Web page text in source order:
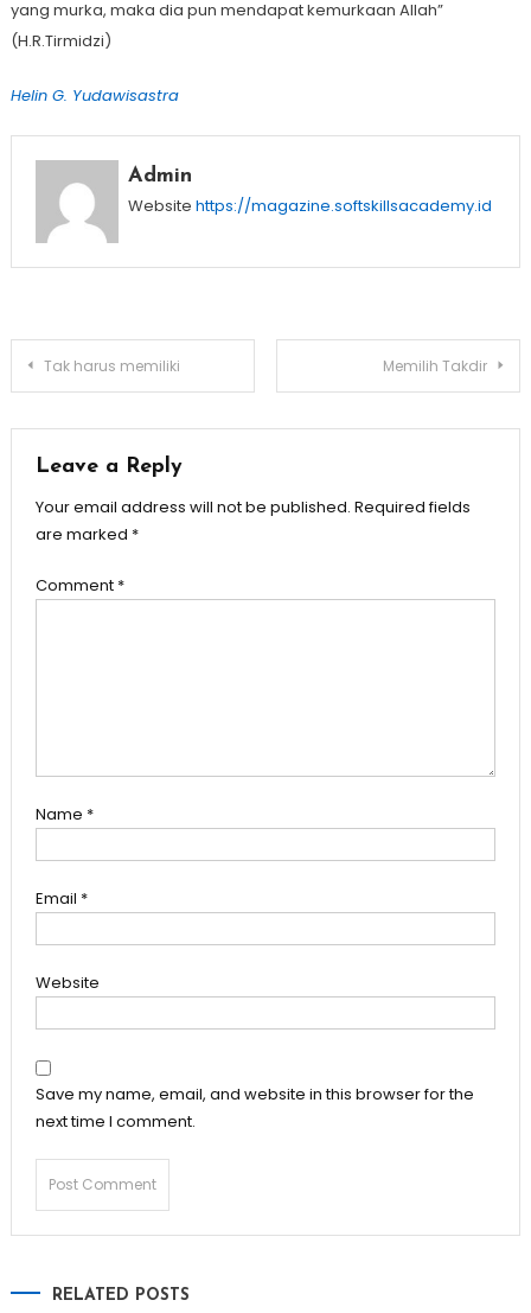
yang murka, maka dia pun mendapat kemurkaan Allah”
(H.R.Tirmidzi)
Helin G. Yudawisastra
Admin
Website https://magazine.softskillsacademy.id
Post
Tak harus memiliki Memilih Takdir
Leave a Reply
Your email address will not be published. Required fields
are marked *
Comment *
Name *
Email *
Website
Save my name, email, and website in this browser for the
next time I comment.
RELATED POSTS